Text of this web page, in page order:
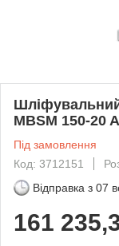
MBSM 150-20
Під замовлення
Код: 3712151
Відправка з 07
161